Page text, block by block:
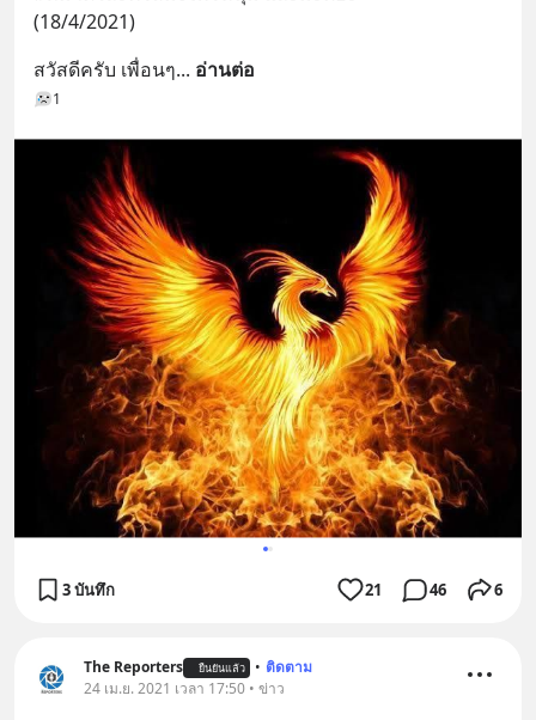
(18/4/2021)
สวัสดีครับ เพื่อนๆ... อ่านต่อ
1
3 บันทึก 21 46 6
The Reporters ยืนยันแล้ว • ติดตาม
24 เม.ย. 2021 เวลา 17:50 • ข่าว